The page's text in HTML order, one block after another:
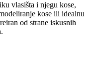
vlasišta i njegu kose,
kose ili idealnu
od strane iskusnih